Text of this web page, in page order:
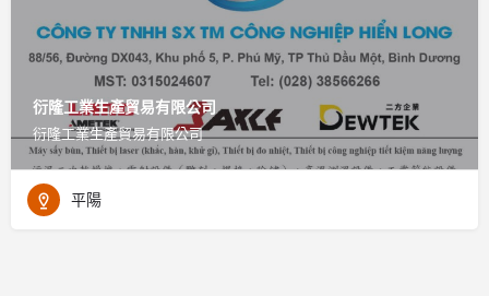
衍隆工業生產貿易有限公司
衍隆工業生產貿易有限公司
平陽